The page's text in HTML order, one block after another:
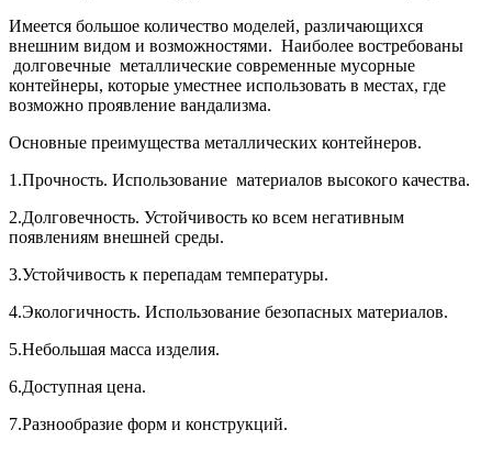
Имеется большое количество моделей, различающихся
внешним видом и возможностями. Наиболее востребованы
долговечные металлические современные мусорные
контейнеры, которые уместнее использовать в местах, где
возможно проявление вандализма.
Основные преимущества металлических контейнеров.
1.Прочность. Использование материалов высокого качества.
2.Долговечность. Устойчивость ко всем негативным
появлениям внешней среды.
3.Устойчивость к перепадам температуры.
4.Экологичность. Использование безопасных материалов.
5.Небольшая масса изделия.
6.Доступная цена.
7.Разнообразие форм и конструкций.